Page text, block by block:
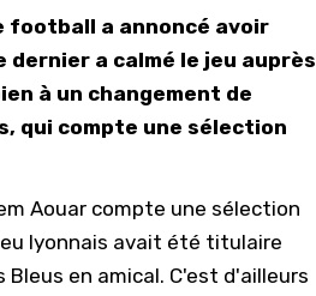
football a annoncé avoir
dernier a calmé le jeu auprès
à un changement de
qui compte une sélection
Aouar compte une sélection
lyonnais avait été titulaire
en amical. C'est d'ailleurs